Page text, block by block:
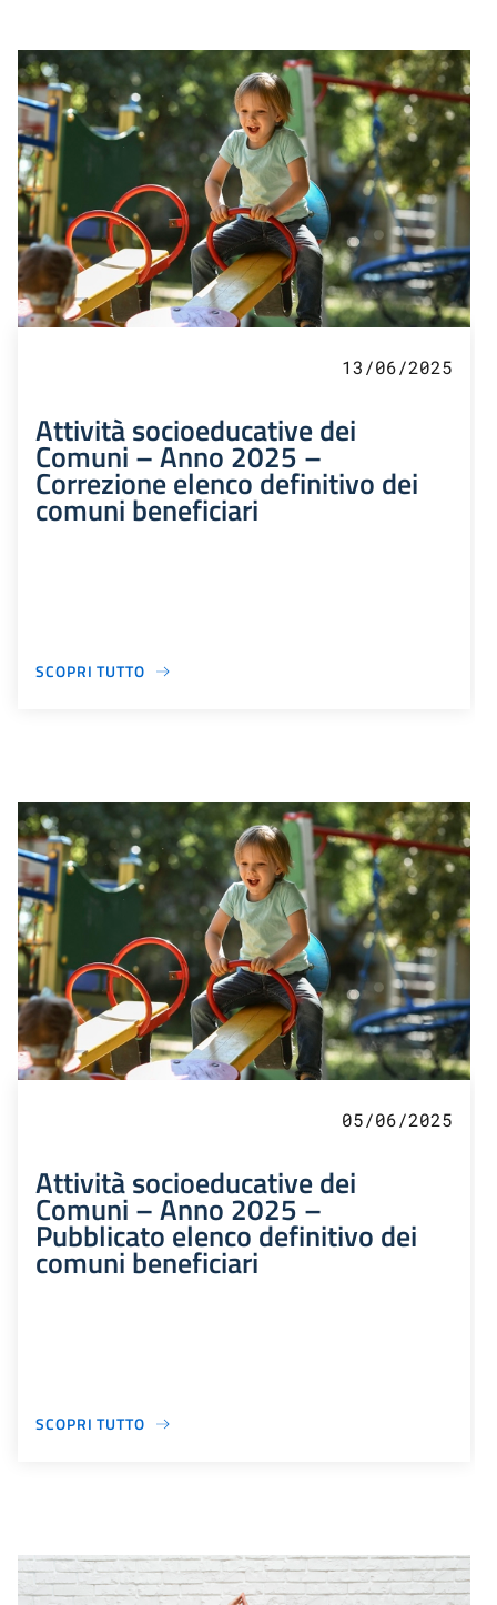
13/06/2025
Attività socioeducative dei
Comuni – Anno 2025 –
Correzione elenco definitivo dei
comuni beneficiari
SCOPRI TUTTO
05/06/2025
Attività socioeducative dei
Comuni – Anno 2025 –
Pubblicato elenco definitivo dei
comuni beneficiari
SCOPRI TUTTO